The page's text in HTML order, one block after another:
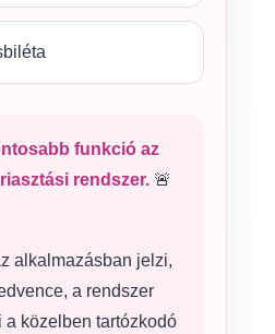
funkció az
rendszer. 🚨
alkalmazásban jelzi,
a rendszer
a közelben tartózkodó